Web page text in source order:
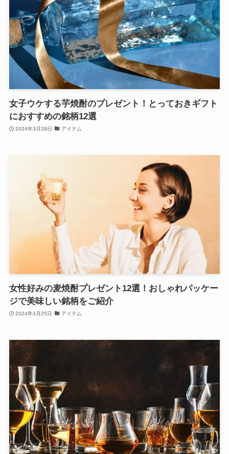
女子ウケする芋焼酎のプレゼント！とっておきギフト
におすすめの銘柄12選
2024年3月28日 アイテム
女性好みの麦焼酎プレゼント12選！おしゃれパッケー
ジで美味しい銘柄をご紹介
2024年3月25日 アイテム